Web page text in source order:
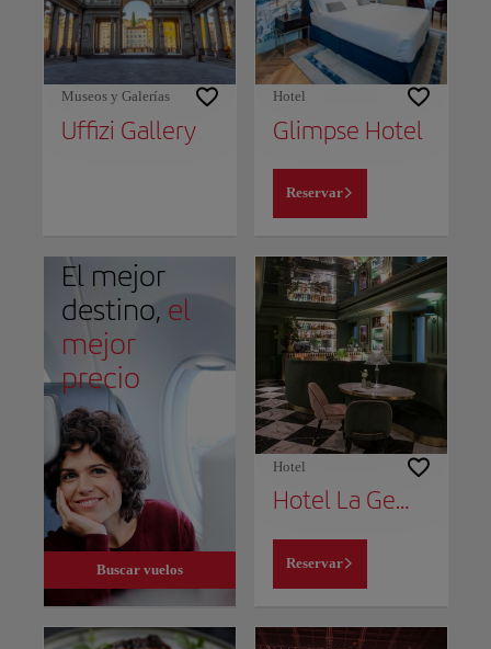
Museos y Galerías
Uffizi Gallery
Hotel
Glimpse Hotel
Reservar
El mejor
destino, el
mejor
precio
Buscar vuelos
Hotel
Hotel La Gemma
Reservar